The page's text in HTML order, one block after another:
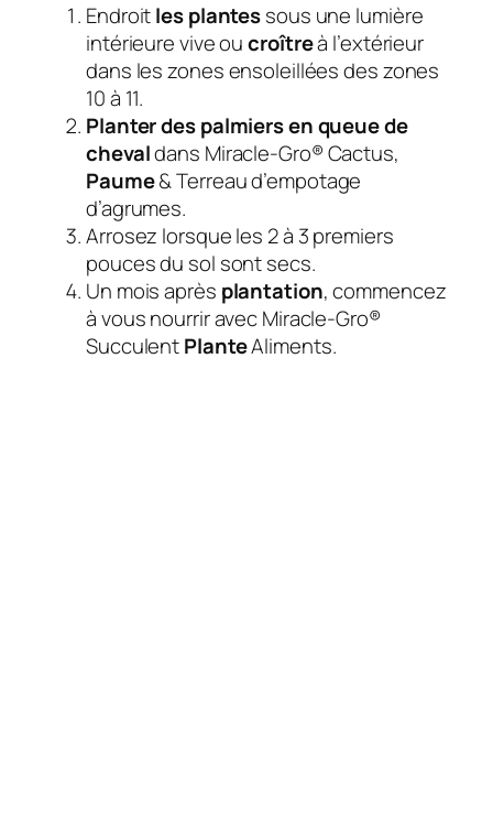
Endroitles plantessous une lumière
intérieure vive oucroîtreà l’extérieur
dans les zones ensoleillées des zones
10 à 11.
Planter des palmiers en queue de
chevaldans Miracle-Gro® Cactus,
Paume& Terreau d’empotage
d’agrumes.
Arrosez lorsque les 2 à 3 premiers
pouces du sol sont secs.
Un mois après plantation, commencez
à vous nourrir avec Miracle-Gro®
SucculentPlanteAliments.